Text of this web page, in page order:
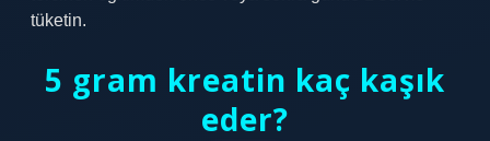
tüketin.
5 gram kreatin kaç kaşık
eder?